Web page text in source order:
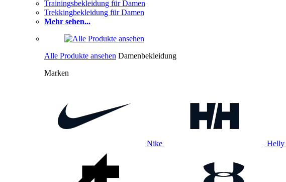
Trainingsbekleidung für Damen
Trekkingbekleidung für Damen
Mehr sehen...
Alle Produkte ansehen Damenbekleidung
Marken
Nike Helly